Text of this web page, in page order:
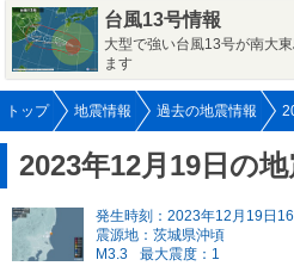
台風13号情報
大型で強い台風13号が南大
ます
トップ 地震情報 過去の地震情報
2023年12月19日の
発生時刻：2023年12月19日
震源地：茨城県沖頃
M3.3
最大震度：1